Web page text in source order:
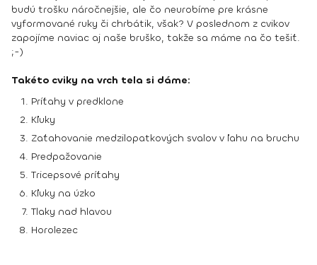
budú trošku náročnejšie, ale čo neurobíme pre krásne
vyformované ruky či chrbátik, však? V poslednom z cvikov
zapojíme naviac aj naše bruško, takže sa máme na čo tešiť.
;-)
Takéto cviky na vrch tela si dáme:
Príťahy v predklone
Kľuky
Zaťahovanie medzilopatkových svalov v ľahu na bruchu
Predpažovanie
Tricepsové príťahy
Kľuky na úzko
Tlaky nad hlavou
Horolezec